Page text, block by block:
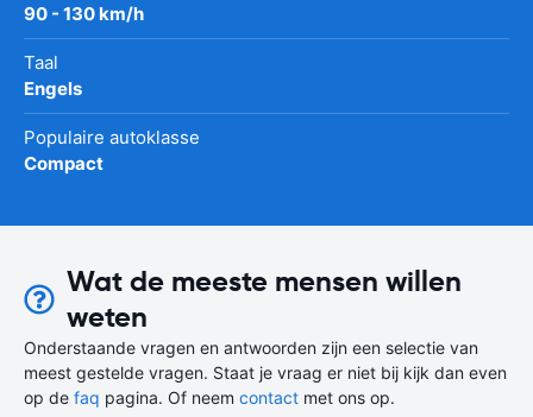
90 - 130 km/h
Taal
Engels
Populaire autoklasse
Compact
Wat de meeste mensen willen
weten
Onderstaande vragen en antwoorden zijn een selectie van
meest gestelde vragen. Staat je vraag er niet bij kijk dan even
op de faq pagina. Of neem contact met ons op.